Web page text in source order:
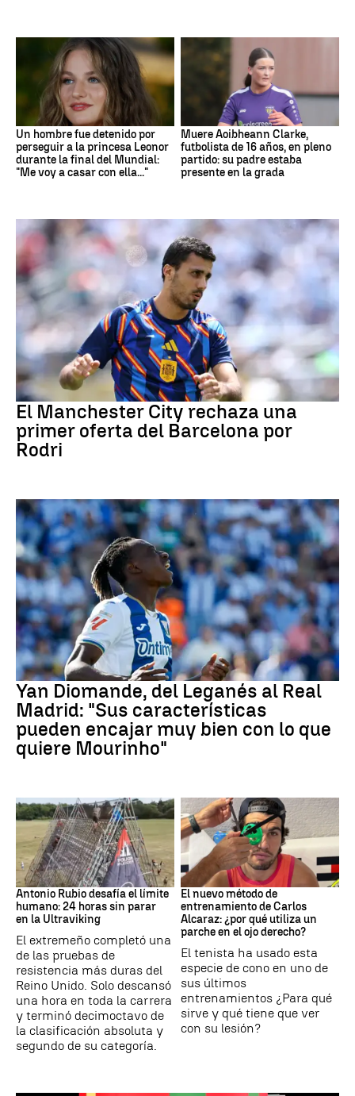
Un hombre fue detenido por
perseguir a la princesa Leonor
durante la final del Mundial:
"Me voy a casar con ella..."
Muere Aoibheann Clarke,
futbolista de 16 años, en pleno
partido: su padre estaba
presente en la grada
Fútbol
El Manchester City rechaza una
primer oferta del Barcelona por
Rodri
Real Madrid
Yan Diomande, del Leganés al Real
Madrid: "Sus características
pueden encajar muy bien con lo que
quiere Mourinho"
Ultraviking
Antonio Rubio desafía el límite
humano: 24 horas sin parar
en la Ultraviking
El extremeño completó una
de las pruebas de
resistencia más duras del
Reino Unido. Solo descansó
una hora en toda la carrera
y terminó decimoctavo de
la clasificación absoluta y
segundo de su categoría.
Tenis
El nuevo método de
entrenamiento de Carlos
Alcaraz: ¿por qué utiliza un
parche en el ojo derecho?
El tenista ha usado esta
especie de cono en uno de
sus últimos
entrenamientos ¿Para qué
sirve y qué tiene que ver
con su lesión?